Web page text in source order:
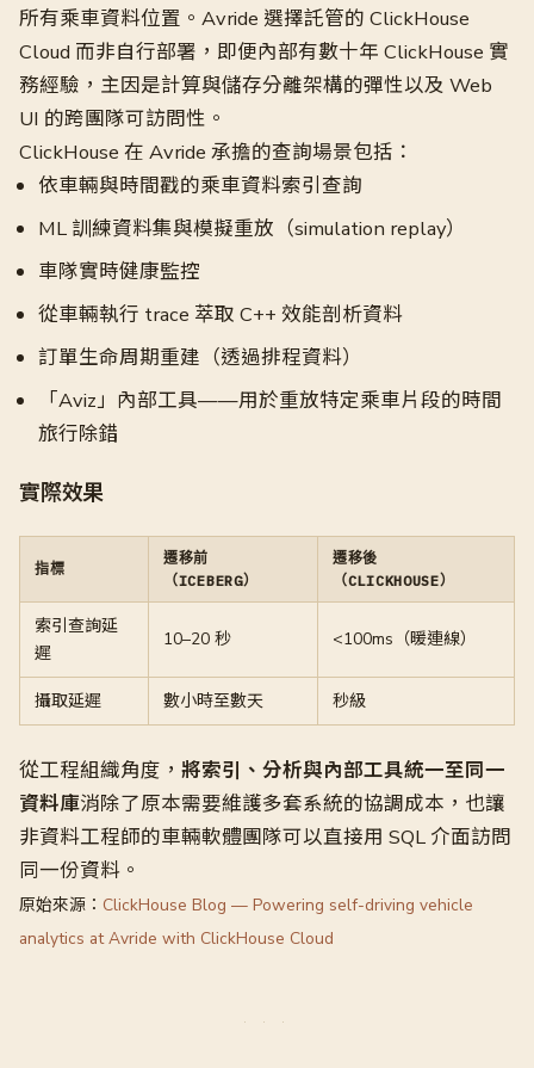
所有乘車資料位置。Avride 選擇託管的 ClickHouse
Cloud 而非自行部署，即便內部有數十年 ClickHouse 實
務經驗，主因是計算與儲存分離架構的彈性以及 Web
UI 的跨團隊可訪問性。
ClickHouse 在 Avride 承擔的查詢場景包括：
依車輛與時間戳的乘車資料索引查詢
ML 訓練資料集與模擬重放（simulation replay）
車隊實時健康監控
從車輛執行 trace 萃取 C++ 效能剖析資料
訂單生命周期重建（透過排程資料）
「Aviz」內部工具——用於重放特定乘車片段的時間
旅行除錯
實際效果
指標
遷移前
（ICEBERG）
遷移後
（CLICKHOUSE）
索引查詢延
遲
10–20 秒 <100ms（暖連線）
攝取延遲 數小時至數天 秒級
從工程組織角度， 將索引、分析與內部工具統一至同一
資料庫消除了原本需要維護多套系統的協調成本，也讓
非資料工程師的車輛軟體團隊可以直接用 SQL 介面訪問
同一份資料。
原始來源： ClickHouse Blog — Powering self-driving vehicle
analytics at Avride with ClickHouse Cloud